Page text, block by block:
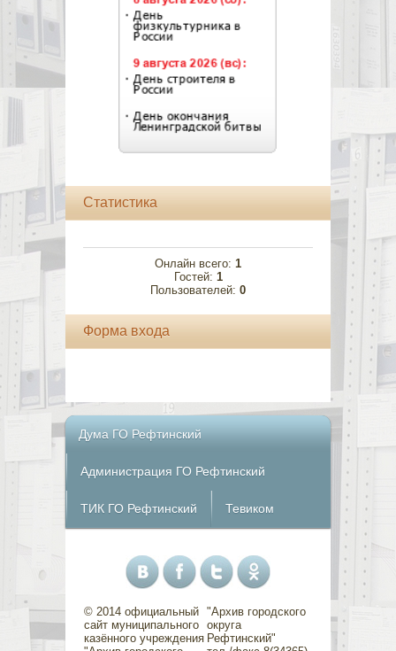
Статистика
Онлайн всего: 1
Гостей: 1
Пользователей: 0
Форма входа
Дума ГО Рефтинский
Администрация ГО Рефтинский
ТИК ГО Рефтинский Тевиком
© 2014 официальный
сайт муниципального
казённого учреждения
"Архив городского
округа
Рефтинский"